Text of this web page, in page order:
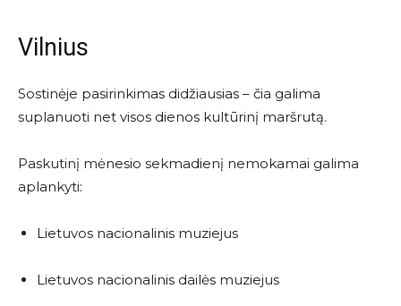
Vilnius
Sostinėje pasirinkimas didžiausias – čia galima
suplanuoti net visos dienos kultūrinį maršrutą.
Paskutinį mėnesio sekmadienį nemokamai galima
aplankyti:
Lietuvos nacionalinis muziejus
Lietuvos nacionalinis dailės muziejus